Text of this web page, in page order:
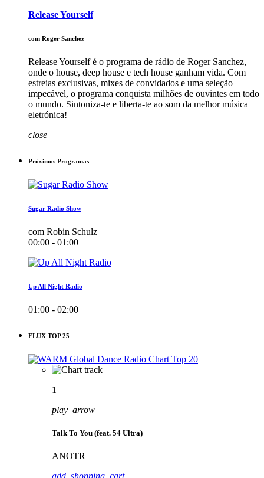
Release Yourself
com Roger Sanchez
Release Yourself é o programa de rádio de Roger Sanchez,
onde o house, deep house e tech house ganham vida. Com
estreias exclusivas, mixes de convidados e uma seleção
impecável, o programa conquista milhões de ouvintes em todo
o mundo. Sintoniza-te e liberta-te ao som da melhor música
eletrónica!
close
Próximos Programas
Sugar Radio Show
com Robin Schulz
00:00 - 01:00
Up All Night Radio
01:00 - 02:00
FLUX TOP 25
1
play_arrow
Talk To You (feat. 54 Ultra)
ANOTR